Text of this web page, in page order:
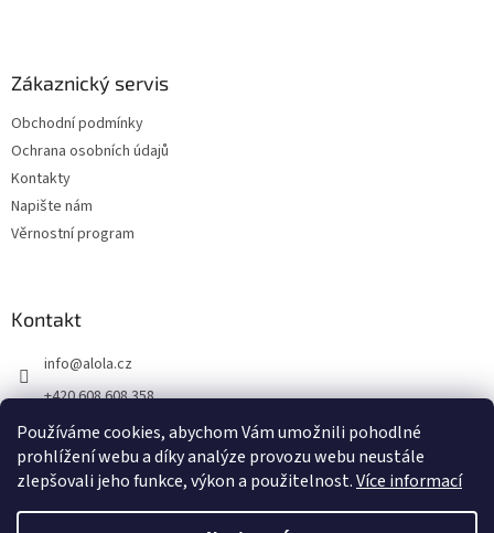
Používáme cookies, abychom Vám umožnili pohodlné
prohlížení webu a díky analýze provozu webu neustále
zlepšovali jeho funkce, výkon a použitelnost.Více informací
Zákaznický servis
Obchodní podmínky
Ochrana osobních údajů
Kontakty
Napište nám
Věrnostní program
Kontakt
info@alola.cz
+420 608 608 358
https://www.facebook.com/alolaCZ
alola.cz/